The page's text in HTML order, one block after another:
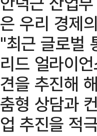
은 우리 경제
"최근 글로벌
리드 얼라이
견을 추진해
춤형 상담과
업 추진을 적